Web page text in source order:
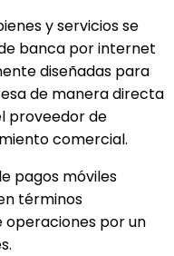
y servicios se
banca por internet
diseñadas para
de manera directa
proveedor de
comercial.
pagos móviles
términos
operaciones por un